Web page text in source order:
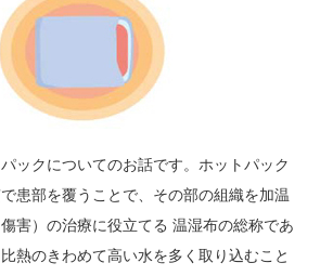
ックについてのお話です。ホットパック
患部を覆うことで、その部の組織を加温
害）の治療に役立てる 温湿布の総称であ
熱のきわめて高い水を多く取り込むこと